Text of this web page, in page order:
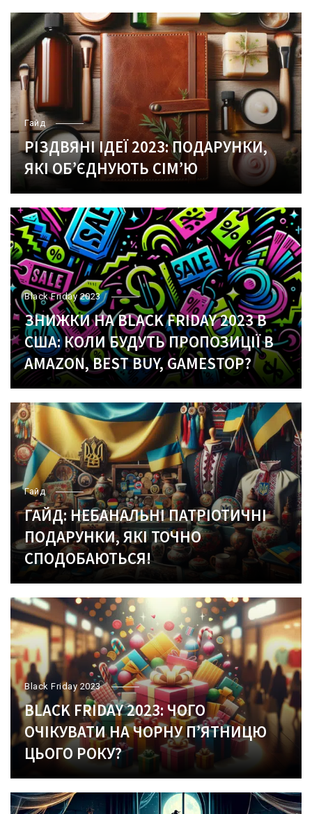
Гайд
РІЗДВЯНІ ІДЕЇ 2023: ПОДАРУНКИ,
ЯКІ ОБ’ЄДНУЮТЬ СІМ’Ю
Black Friday 2023
ЗНИЖКИ НА BLACK FRIDAY 2023 В
США: КОЛИ БУДУТЬ ПРОПОЗИЦІЇ В
AMAZON, BEST BUY, GAMESTOP?
Гайд
ГАЙД: НЕБАНАЛЬНІ ПАТРІОТИЧНІ
ПОДАРУНКИ, ЯКІ ТОЧНО
СПОДОБАЮТЬСЯ!
Black Friday 2023
BLACK FRIDAY 2023: ЧОГО
ОЧІКУВАТИ НА ЧОРНУ ПʼЯТНИЦЮ
ЦЬОГО РОКУ?